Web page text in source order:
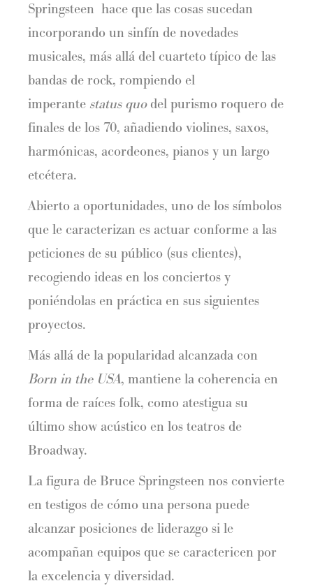
Springsteen hace que las cosas sucedan
incorporando un sinfín de novedades
musicales, más allá del cuarteto típico de las
bandas de rock, rompiendo el
imperante status quodel purismo roquero de
finales de los 70, añadiendo violines, saxos,
harmónicas, acordeones, pianos y un largo
etcétera.
Abierto a oportunidades, uno de los símbolos
que le caracterizan es actuar conforme a las
peticiones de su público (sus clientes),
recogiendo ideas en los conciertos y
poniéndolas en práctica en sus siguientes
proyectos.
Más allá de la popularidad alcanzada con
Born in the USA, mantiene la coherencia en
forma de raíces folk, como atestigua su
último show acústico en los teatros de
Broadway.
La figura de Bruce Springsteen nos convierte
en testigos de cómo una persona puede
alcanzar posiciones de liderazgo si le
acompañan equipos que se caractericen por
la excelencia y diversidad.